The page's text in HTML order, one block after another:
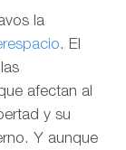
la
. El
afectan al
y su
Y aunque